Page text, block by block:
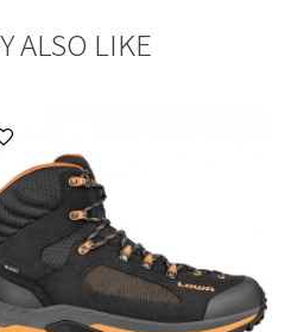
ALSO LIKE